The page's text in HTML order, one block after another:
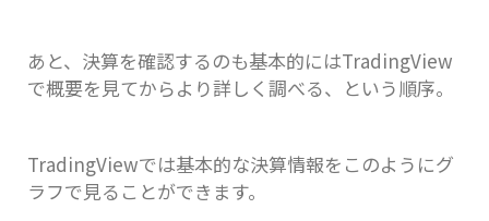
あと、決算を確認するのも基本的にはTradingView
で概要を見てからより詳しく調べる、という順序。
TradingViewでは基本的な決算情報をこのようにグ
ラフで見ることができます。